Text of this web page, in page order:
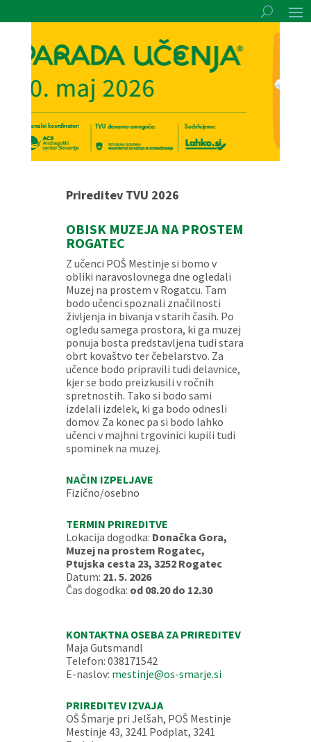
Prireditev TVU 2026
OBISK MUZEJA NA PROSTEM
ROGATEC
Z učenci POŠ Mestinje si bomo v
obliki naravoslovnega dne ogledali
Muzej na prostem v Rogatcu. Tam
bodo učenci spoznali značilnosti
življenja in bivanja v starih časih. Po
ogledu samega prostora, ki ga muzej
ponuja bosta predstavljena tudi stara
obrt kovaštvo ter čebelarstvo. Za
učence bodo pripravili tudi delavnice,
kjer se bodo preizkusili v ročnih
spretnostih. Tako si bodo sami
izdelali izdelek, ki ga bodo odnesli
domov. Za konec pa si bodo lahko
učenci v majhni trgovinici kupili tudi
spominek na muzej.
NAČIN IZPELJAVE
Fizično/osebno
TERMIN PRIREDITVE
Lokacija dogodka: Donačka Gora,
Muzej na prostem Rogatec,
Ptujska cesta 23, 3252 Rogatec
Datum: 21. 5. 2026
Čas dogodka: od 08.20 do 12.30
KONTAKTNA OSEBA ZA PRIREDITEV
Maja Gutsmandl
Telefon: 038171542
E-naslov: mestinje@os-smarje.si
PRIREDITEV IZVAJA
OŠ Šmarje pri Jelšah, POŠ Mestinje
Mestinje 43, 3241 Podplat, 3241